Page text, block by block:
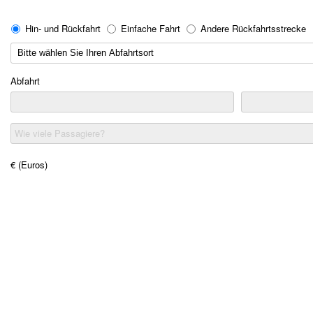
Hin- und Rückfahrt Einfache Fahrt Andere Rückfahrtsstrecke
Abfahrt
Wie viele Passagiere?
€ (Euros)